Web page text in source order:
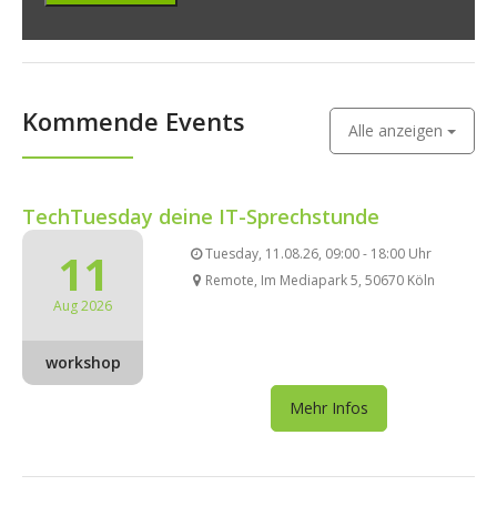
Kommende Events Alle anzeigen
TechTuesday deine IT-Sprechstunde
11
Aug 2026
workshop
Tuesday, 11.08.26, 09:00 - 18:00 Uhr
Remote, Im Mediapark 5, 50670 Köln
Mehr Infos